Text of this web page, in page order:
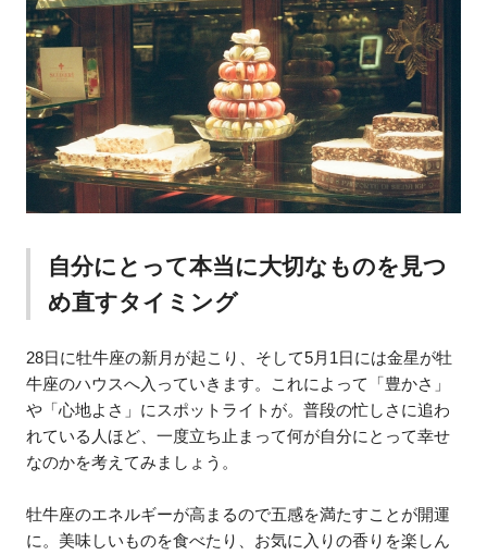
自分にとって本当に大切なものを見つ
め直すタイミング
28日に牡牛座の新月が起こり、そして5月1日には金星が牡
牛座のハウスへ入っていきます。これによって「豊かさ」
や「心地よさ」にスポットライトが。普段の忙しさに追わ
れている人ほど、一度立ち止まって何が自分にとって幸せ
なのかを考えてみましょう。
牡牛座のエネルギーが高まるので五感を満たすことが開運
に。美味しいものを食べたり、お気に入りの香りを楽しん